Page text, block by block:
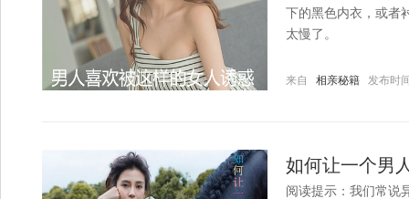
下的黑色内衣，或者
太慢了。
来自 相亲秘籍 发布时
如何让一个男
阅读提示：我们常说